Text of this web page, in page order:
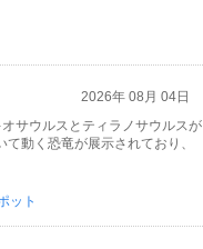
2026年 08月 04日
サウルスとティラノサウルスが
動く恐竜が展示されており、
ット